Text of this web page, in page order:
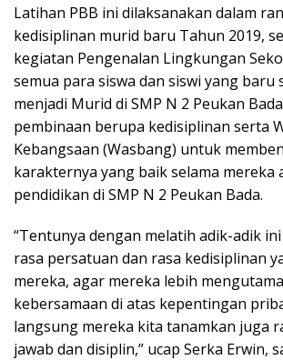
Latihan PBB ini dilaksanakan dalam
kedisiplinan murid baru Tahun 2019,
kegiatan Pengenalan Lingkungan
semua para siswa dan siswi yang baru
menjadi Murid di SMP N 2 Peukan
pembinaan berupa kedisiplinan serta
Kebangsaan (Wasbang) untuk
karakternya yang baik selama mereka
pendidikan di SMP N 2 Peukan Bada.
“Tentunya dengan melatih adik-adik
rasa persatuan dan rasa kedisiplinan
mereka, agar mereka lebih
kebersamaan di atas kepentingan
langsung mereka kita tanamkan juga
jawab dan disiplin,” ucap Serka Erwin,